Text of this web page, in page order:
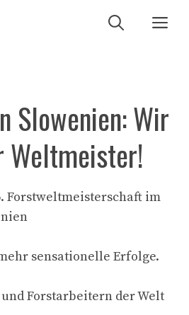
Slowenien: Wir
Weltmeister!
Forstweltmeisterschaft im
sensationelle Erfolge.
Forstarbeitern der Welt